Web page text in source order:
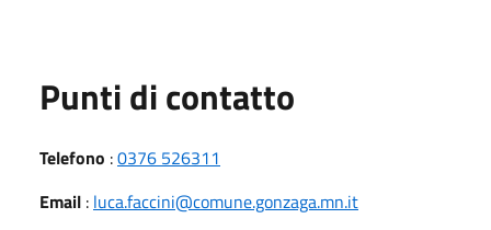
Punti di contatto
Telefono :0376 526311
Email : luca.faccini@comune.gonzaga.mn.it